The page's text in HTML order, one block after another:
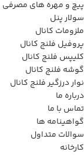
پیچ و مهره های مصرفی
سولار پنل
ملزومات کانال
پروفیل فلنج کانال
کلیپس فلنج کانال
گوشه فلنج کانال
نوار درزگیر فلنج کانال
درباره ما
تماس با ما
گواهینامه ها
سوالات متداول
کارخانه